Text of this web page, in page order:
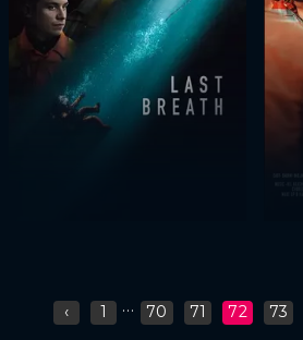
‹ 1 ... 70 71 72 73